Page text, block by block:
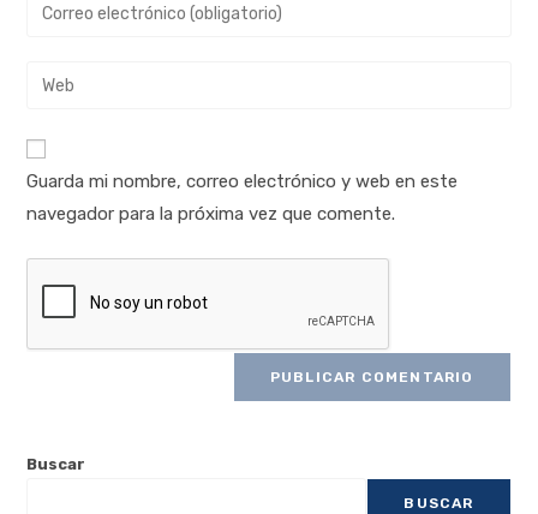
Guarda mi nombre, correo electrónico y web en este
navegador para la próxima vez que comente.
Buscar
BUSCAR